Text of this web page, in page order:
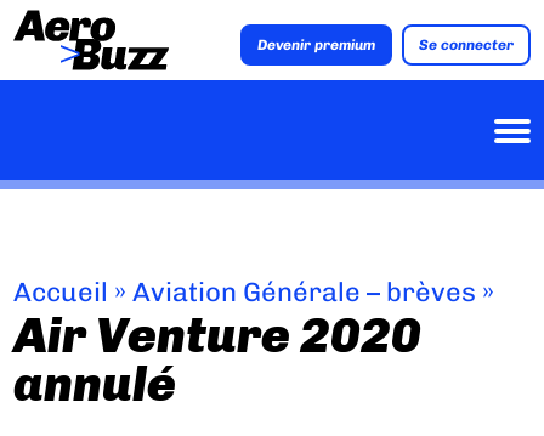
Devenir premium Se connecter
Accueil »Aviation Générale – brèves »
Air Venture 2020
annulé